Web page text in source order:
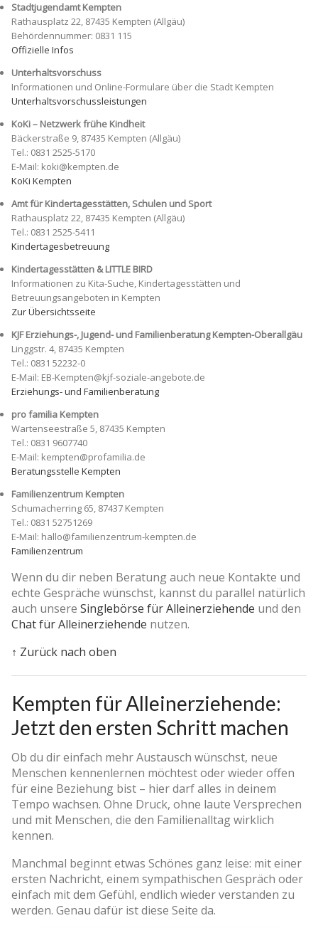
Stadtjugendamt Kempten
Rathausplatz 22, 87435 Kempten (Allgäu)
Behördennummer: 0831 115
Offizielle Infos
Unterhaltsvorschuss
Informationen und Online-Formulare über die Stadt Kempten
Unterhaltsvorschussleistungen
KoKi – Netzwerk frühe Kindheit
Bäckerstraße 9, 87435 Kempten (Allgäu)
Tel.: 0831 2525-5170
E-Mail: koki@kempten.de
KoKi Kempten
Amt für Kindertagesstätten, Schulen und Sport
Rathausplatz 22, 87435 Kempten (Allgäu)
Tel.: 0831 2525-5411
Kindertagesbetreuung
Kindertagesstätten & LITTLE BIRD
Informationen zu Kita-Suche, Kindertagesstätten und
Betreuungsangeboten in Kempten
Zur Übersichtsseite
KJF Erziehungs-, Jugend- und Familienberatung Kempten-Oberallgäu
Linggstr. 4, 87435 Kempten
Tel.: 0831 52232-0
E-Mail: EB-Kempten@kjf-soziale-angebote.de
Erziehungs- und Familienberatung
pro familia Kempten
Wartenseestraße 5, 87435 Kempten
Tel.: 0831 9607740
E-Mail: kempten@profamilia.de
Beratungsstelle Kempten
Familienzentrum Kempten
Schumacherring 65, 87437 Kempten
Tel.: 0831 52751269
E-Mail: hallo@familienzentrum-kempten.de
Familienzentrum
Wenn du dir neben Beratung auch neue Kontakte und
echte Gespräche wünschst, kannst du parallel natürlich
auch unsere Singlebörse für Alleinerziehende und den
Chat für Alleinerziehende nutzen.
↑ Zurück nach oben
Kempten für Alleinerziehende:
Jetzt den ersten Schritt machen
Ob du dir einfach mehr Austausch wünschst, neue
Menschen kennenlernen möchtest oder wieder offen
für eine Beziehung bist – hier darf alles in deinem
Tempo wachsen. Ohne Druck, ohne laute Versprechen
und mit Menschen, die den Familienalltag wirklich
kennen.
Manchmal beginnt etwas Schönes ganz leise: mit einer
ersten Nachricht, einem sympathischen Gespräch oder
einfach mit dem Gefühl, endlich wieder verstanden zu
werden. Genau dafür ist diese Seite da.